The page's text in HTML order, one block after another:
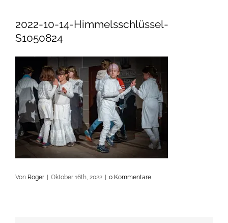
2022-10-14-Himmelsschlüssel-
S1050824
Von Roger Oktober 16th, 2022 0 Kommentare